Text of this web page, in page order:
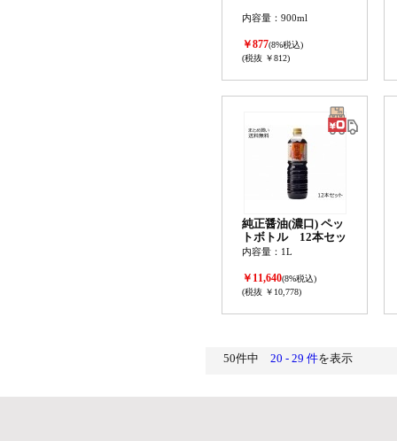
内容量：900ml
￥877(8%税込)
(税抜 ￥812)
純正醤油(濃口) ペッ
トボトル 12本セッ
ト
内容量：1L
￥11,640(8%税込)
(税抜 ￥10,778)
50件中 20 - 29 件を表示